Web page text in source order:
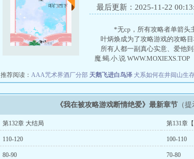
最后更新：2025-11-22
*无cp，所有攻略者单箭头
叶炳焕成为了攻略游戏的攻略目
所有人都一副真心实意、爱他
魔.蝎.小.说 WWW.MOXIEXS.TOP
推荐阅读： AAA咒术界酒厂分部 天鹅飞进白鸟泽 犬系如何在井闼山生
《我在被攻略游戏断情绝爱》最新章节 （
第132章 大结局 第131章【
110-120 100-110
80-90 70-80